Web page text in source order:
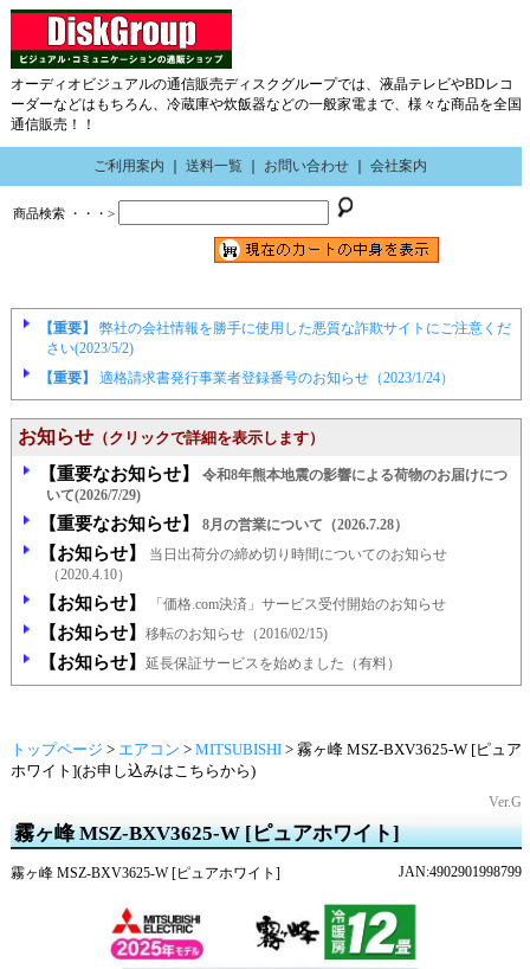
オーディオビジュアルの通信販売ディスクグループでは、液晶テレビやBDレコ
ーダーなどはもちろん、冷蔵庫や炊飯器などの一般家電まで、様々な商品を全国
通信販売！！
ご利用案内 送料一覧 お問い合わせ 会社案内
商品検索 ・・・>
【重要】
弊社の会社情報を勝手に使用した悪質な詐欺サイトにご注意くだ
さい(2023/5/2)
【重要】
適格請求書発行事業者登録番号のお知らせ（2023/1/24）
お知らせ （クリックで詳細を表示します）
【重要なお知らせ】
令和8年熊本地震の影響による荷物のお届けにつ
いて(2026/7/29)
【重要なお知らせ】 8月の営業について（2026.7.28）
【お知らせ】
当日出荷分の締め切り時間についてのお知らせ
（2020.4.10）
【お知らせ】 「価格.com決済」サービス受付開始のお知らせ
【お知らせ】 移転のお知らせ（2016/02/15)
【お知らせ】 延長保証サービスを始めました（有料）
トップページ > エアコン > MITSUBISHI > 霧ヶ峰 MSZ-BXV3625-W [ピュア
ホワイト](お申し込みはこちらから)
Ver.G
霧ヶ峰 MSZ-BXV3625-W [ピュアホワイト]
霧ヶ峰 MSZ-BXV3625-W [ピュアホワイト] JAN:4902901998799